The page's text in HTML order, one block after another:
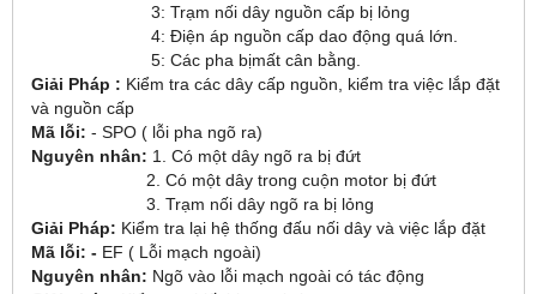
3: Trạm nối dây nguồn cấp bị lỏng
4: Điện áp nguồn cấp dao động quá lớn.
5: Các pha bịmất cân bằng.
Giải Pháp : Kiểm tra các dây cấp nguồn, kiểm tra việc lắp đặt
và nguồn cấp
Mã lỗi: - SPO ( lỗi pha ngõ ra)
Nguyên nhân: 1. Có một dây ngõ ra bị đứt
2. Có một dây trong cuộn motor bị đứt
3. Trạm nối dây ngõ ra bị lỏng
Giải Pháp: Kiểm tra lại hệ thống đấu nối dây và việc lắp đặt
Mã lỗi: - EF ( Lỗi mạch ngoài)
Nguyên nhân: Ngõ vào lỗi mạch ngoài có tác động